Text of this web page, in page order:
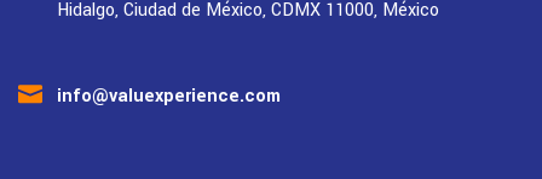
Hidalgo, Ciudad de México, CDMX 11000, México
info@valuexperience.com